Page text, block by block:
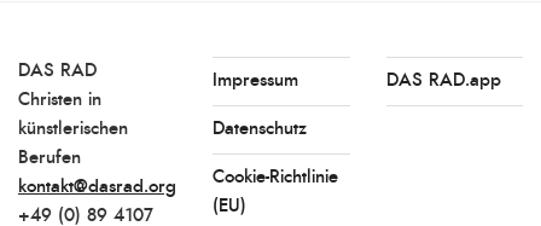
DAS RAD
Christen in
künstlerischen
Berufen
kontakt@dasrad.org
+49 (0) 89 4107
Impressum
Datenschutz
Cookie-Richtlinie
(EU)
DAS RAD.app